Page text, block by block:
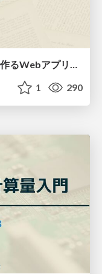
100分で本番デプロイ！Laravelで作るWebアプリケーション作成/100min_web_app_cicd
1 290